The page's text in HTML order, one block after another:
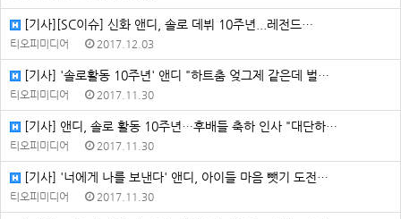
[기사][SC이슈] 신화 앤디, 솔로 데뷔 10주년...레전드…
티오피미디어 2017.12.03
[기사] '솔로활동 10주년' 앤디 "하트춤 엊그제 같은데 벌…
티오피미디어 2017.11.30
[기사] 앤디, 솔로 활동 10주년…후배들 축하 인사 "대단하…
티오피미디어 2017.11.30
[기사] '너에게 나를 보낸다' 앤디, 아이들 마음 뺏기 도전…
티오피미디어 2017.11.30